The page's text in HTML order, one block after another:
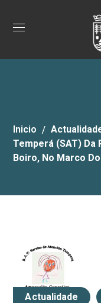
Inicio
Temperá (SAT) Da
Boiro, No Marco Do
Actualidade